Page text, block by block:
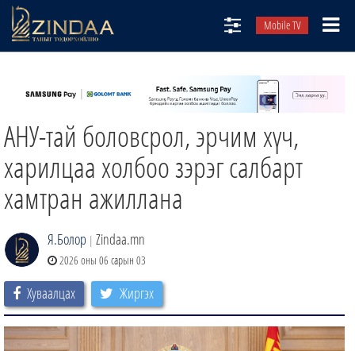
Mobile TV
ТВ8
ӨГЛӨӨНИЙ СОНИН
ЗИНДАА СЭТГҮҮЛ
АНУ-тай боловсрол, эрчим хүч,
харилцаа холбоо зэрэг салбарт
хамтран ажиллана
Я.Болор | Zindaa.mn
2026 оны 06 сарын 03
Хуваалцах Жиргэх